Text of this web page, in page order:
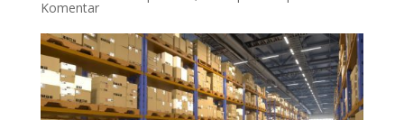
Komentar